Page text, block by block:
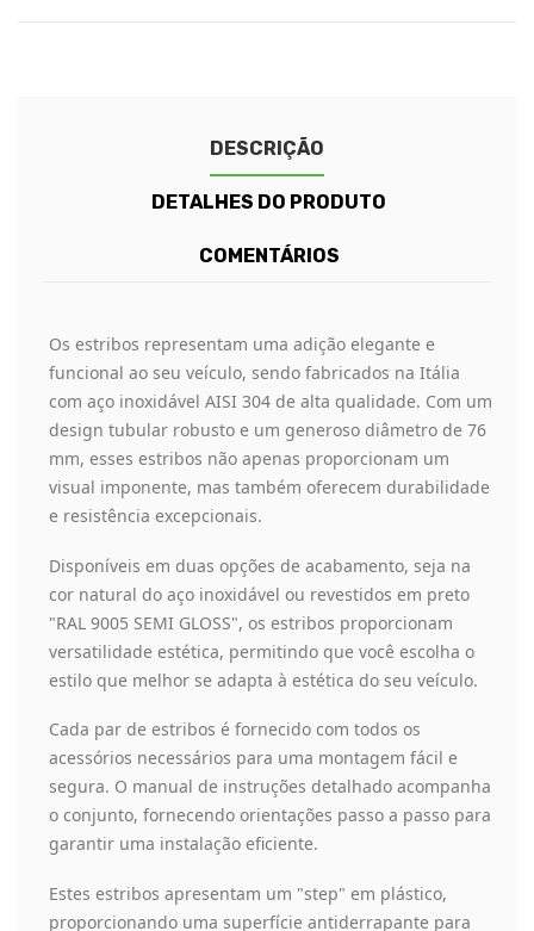
DESCRIÇÃO
DETALHES DO PRODUTO
COMENTÁRIOS
Os estribos representam uma adição elegante e
funcional ao seu veículo, sendo fabricados na Itália
com aço inoxidável AISI 304 de alta qualidade. Com um
design tubular robusto e um generoso diâmetro de 76
mm, esses estribos não apenas proporcionam um
visual imponente, mas também oferecem durabilidade
e resistência excepcionais.
Disponíveis em duas opções de acabamento, seja na
cor natural do aço inoxidável ou revestidos em preto
"RAL 9005 SEMI GLOSS", os estribos proporcionam
versatilidade estética, permitindo que você escolha o
estilo que melhor se adapta à estética do seu veículo.
Cada par de estribos é fornecido com todos os
acessórios necessários para uma montagem fácil e
segura. O manual de instruções detalhado acompanha
o conjunto, fornecendo orientações passo a passo para
garantir uma instalação eficiente.
Estes estribos apresentam um "step" em plástico,
proporcionando uma superfície antiderrapante para